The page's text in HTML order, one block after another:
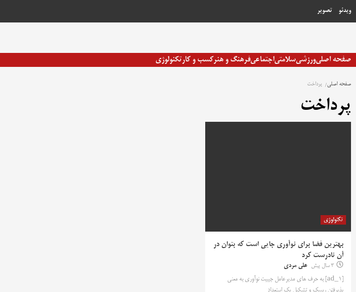
به
ویدئو تصویر
صفحه اصلیورزشیسلامتیاجتماعیفرهنگ و هنرکسب و کارتکنولوژی
صفحه اصلی پرداخت
پرداخت
تکنولوژی
بهترین فضا برای نوآوری جایی است که بتوان در
آن نادرست کرد
3 سال پیش علی مردی
[ad_1] به حرف های مدیرعامل جیبیت نوآوری به معنی
پذیرفتن ریسک و تشکیل یک استعداد